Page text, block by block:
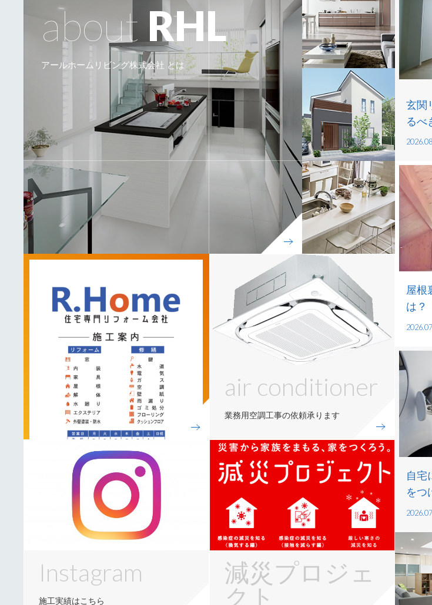
about RHL
アールホームリビング株式会社 とは
air conditioner
業務用空調工事の依頼承ります
Instagram
施工実績はこちら
減災プロジェ
クト
玄関
るべ
屋根
は？
自宅
をつ